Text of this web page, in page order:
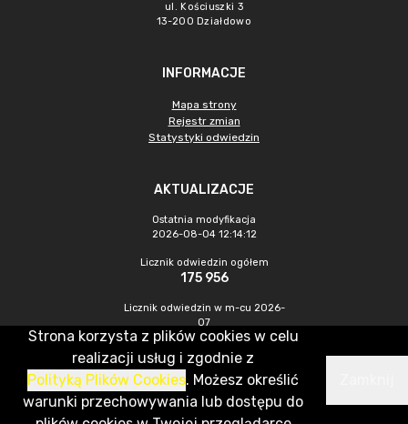
ul. Kościuszki 3
13-200 Działdowo
INFORMACJE
Mapa strony
Rejestr zmian
Statystyki odwiedzin
AKTUALIZACJE
Ostatnia modyfikacja
2026-08-04 12:14:12
Licznik odwiedzin ogółem
175 956
Licznik odwiedzin w m-cu 2026-
07
341
CMS & Hosting: Nefeni Sp. z o.o.
Strona korzysta z plików cookies w celu
realizacji usług i zgodnie z
Polityką Plików Cookies. Możesz określić
warunki przechowywania lub dostępu do